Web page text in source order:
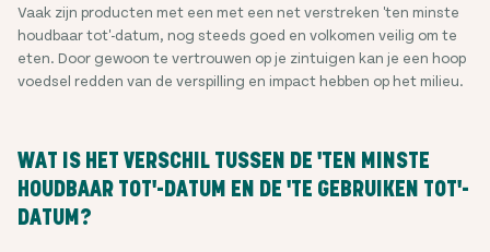
Vaak zijn producten met een met een net verstreken 'ten minste
houdbaar tot'-datum, nog steeds goed en volkomen veilig om te
eten. Door gewoon te vertrouwen op je zintuigen kan je een hoop
voedsel redden van de verspilling en impact hebben op het milieu.
WAT IS HET VERSCHIL TUSSEN DE 'TEN MINSTE
HOUDBAAR TOT'-DATUM EN DE 'TE GEBRUIKEN TOT'-
DATUM?